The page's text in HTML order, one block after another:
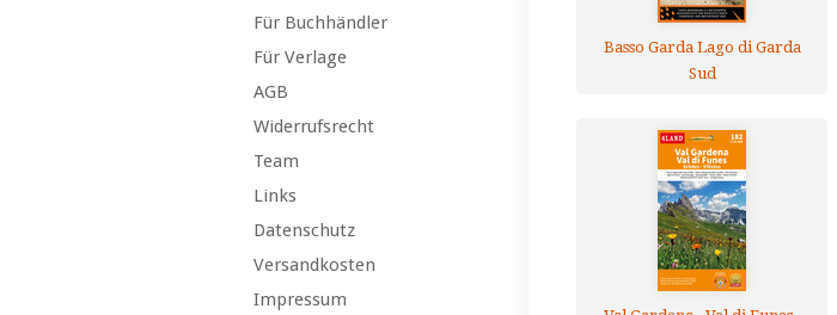
Für Buchhändler
Für Verlage
AGB
Widerrufsrecht
Team
Links
Datenschutz
Versandkosten
Impressum
Basso Garda Lago di Garda
Sud